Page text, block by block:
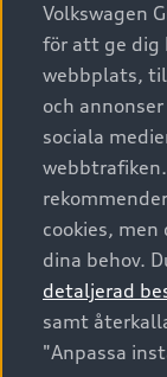
A6 modellerna
SUV
Avant
Audi Sport
Privatleasing
Nya bilar i lager
Begagnade
Audi approved
Finansiering
Audi exclusive
Provkörning
Service &
Audi digital
Garantier
Försäkring
Digitala
Audi
Vanliga frågor
Tjänstebil
Tjänstebil
Business lease
Företagsleasing
Om Audi
Kontakta oss
Audi
myAudi
© 2026 AUDI
Utgivare
Juridiskt Audi
Volkswagen
för att ge dig
webbplats,
och
sociala
cookies,
dina behov.
detaljerad
samt
"Anpassa